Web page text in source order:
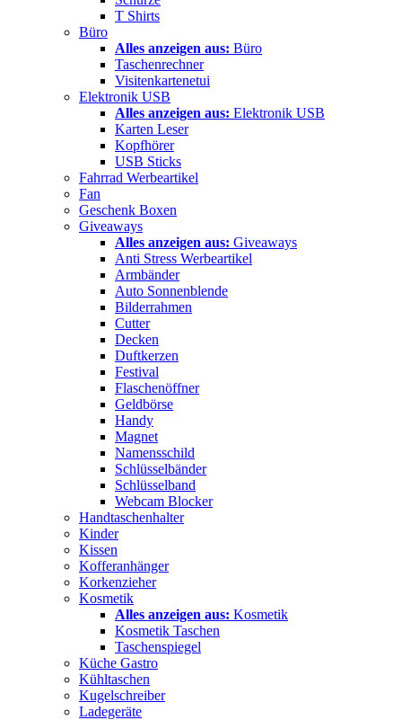
T Shirts
Büro
Alles anzeigen aus: Büro
Taschenrechner
Visitenkartenetui
Elektronik USB
Alles anzeigen aus: Elektronik USB
Karten Leser
Kopfhörer
USB Sticks
Fahrrad Werbeartikel
Fan
Geschenk Boxen
Giveaways
Alles anzeigen aus: Giveaways
Anti Stress Werbeartikel
Armbänder
Auto Sonnenblende
Bilderrahmen
Cutter
Decken
Duftkerzen
Festival
Flaschenöffner
Geldbörse
Handy
Magnet
Namensschild
Schlüsselbänder
Schlüsselband
Webcam Blocker
Handtaschenhalter
Kinder
Kissen
Kofferanhänger
Korkenzieher
Kosmetik
Alles anzeigen aus: Kosmetik
Kosmetik Taschen
Taschenspiegel
Küche Gastro
Kühltaschen
Kugelschreiber
Ladegeräte